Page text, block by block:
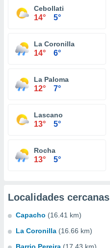
Cebollati
14° 5°
La Coronilla
14° 6°
La Paloma
12° 7°
Lascano
13° 5°
Rocha
13° 5°
Localidades cercanas
Capacho (16.41 km)
La Coronilla (16.66 km)